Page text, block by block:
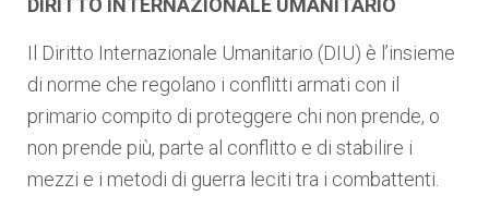
DIRITTO INTERNAZIONALE UMANITARIO
Il Diritto Internazionale Umanitario (DIU) è l’insieme
di norme che regolano i conflitti armati con il
primario compito di proteggere chi non prende, o
non prende più, parte al conflitto e di stabilire i
mezzi e i metodi di guerra leciti tra i combattenti.